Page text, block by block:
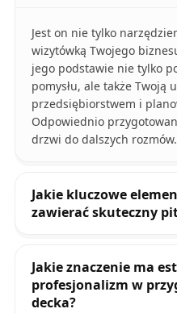
Jest on nie tylko
wizytówką Twojego
jego podstawie nie tylko
pomysłu, ale także Twoją
przedsiębiorstwem i
Odpowiednio
drzwi do dalszych rozmów.
Jakie kluczowe
zawierać skuteczny
Jakie znaczenie ma
profesjonalizm w
decka?